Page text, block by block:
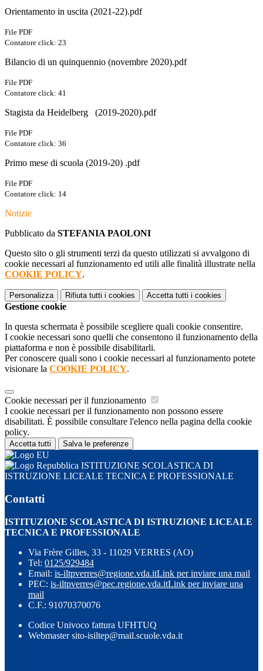
Orientamento in uscita (2021-22).pdf
File PDF
Contatore click: 23
Bilancio di un quinquennio (novembre 2020).pdf
File PDF
Contatore click: 41
Stagista da Heidelberg (2019-2020).pdf
File PDF
Contatore click: 36
Primo mese di scuola (2019-20) .pdf
File PDF
Contatore click: 14
Notizie
Pubblicato da STEFANIA PAOLONI
Questo sito o gli strumenti terzi da questo utilizzati si avvalgono di
cookie necessari al funzionamento ed utili alle finalità illustrate nella
COOKIE POLICY.
Personalizza Rifiuta tutti i cookies Accetta tutti i cookies
Gestione cookie
In questa schermata è possibile scegliere quali cookie consentire.
I cookie necessari sono quelli che consentono il funzionamento della
piattaforma e non è possibile disabilitarli.
Per conoscere quali sono i cookie necessari al funzionamento potete
visionare la COOKIE POLICY.
Cookie necessari per il funzionamento
I cookie necessari per il funzionamento non possono essere
disabilitati. È possibile consultare l'elenco nella pagina della cookie
policy.
Accetta tutti Salva le preferenze
ISTITUZIONE SCOLASTICA DI
ISTRUZIONE LICEALE TECNICA E PROFESSIONALE
Contatti
ISTITUZIONE SCOLASTICA DI ISTRUZIONE LICEALE
TECNICA E PROFESSIONALE
Via Frère Gilles, 33 - 11029 VERRES (AO)
Tel: 0125/929484
Email: is-iltpverres@regione.vda.itLink per inviare una mail
PEC: is-iltpverres@pec.regione.vda.itLink per inviare una
mail
C.F.: 91070370076
Codice Univoco fattura UFHTUQ
Webmaster sito-isiltep@mail.scuole.vda.it